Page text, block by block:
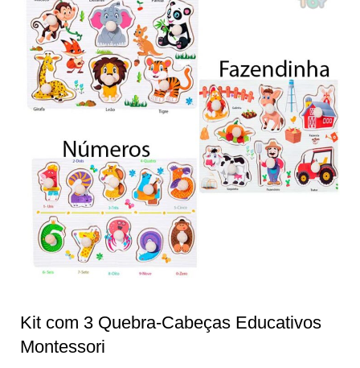
Kit com 3 Quebra-Cabeças Educativos
Montessori